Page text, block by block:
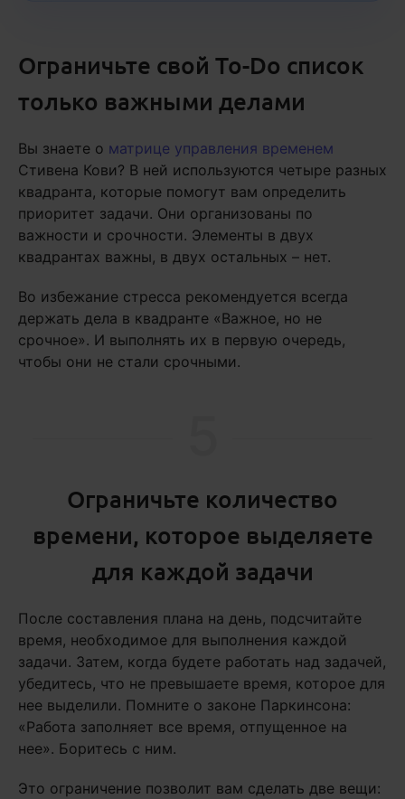
Ограничьте свой To-Do список
только важными делами
Вы знаете о матрице управления временем
Стивена Кови? В ней используются четыре разных
квадранта, которые помогут вам определить
приоритет задачи. Они организованы по
важности и срочности. Элементы в двух
квадрантах важны, в двух остальных – нет.
Во избежание стресса рекомендуется всегда
держать дела в квадранте «Важное, но не
срочное». И выполнять их в первую очередь,
чтобы они не стали срочными.
Ограничьте количество
времени, которое выделяете
для каждой задачи
После составления плана на день, подсчитайте
время, необходимое для выполнения каждой
задачи. Затем, когда будете работать над задачей,
убедитесь, что не превышаете время, которое для
нее выделили. Помните о законе Паркинсона:
«Работа заполняет все время, отпущенное на
нее». Боритесь с ним.
Это ограничение позволит вам сделать две вещи: